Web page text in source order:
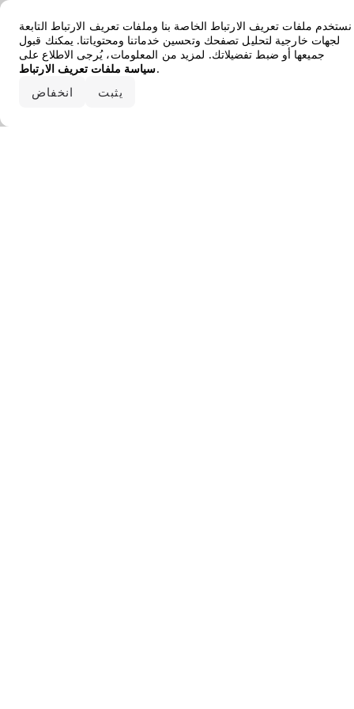
نستخدم ملفات تعريف الارتباط الخاصة بنا وملفات تعريف الارتباط التابعة
لجهات خارجية لتحليل تصفحك وتحسين خدماتنا ومحتوياتنا. يمكنك قبول
جميعها أو ضبط تفضيلاتك. لمزيد من المعلومات، يُرجى الاطلاع على
سياسة ملفات تعريف الارتباط.
انخفاض يثبت
Error loading the brand